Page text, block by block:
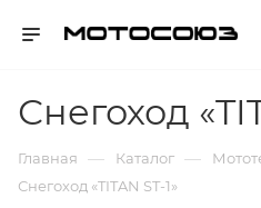
Снегоход
Главная — Каталог —
Снегоход «TITAN ST-1»